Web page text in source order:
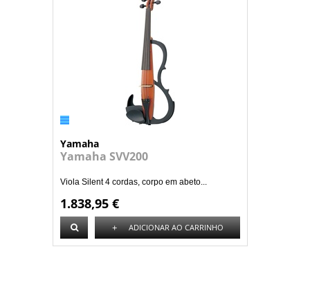
Yamaha
Yamaha SVV200
Viola Silent 4 cordas, corpo em abeto...
1.838,95 €
+ ADICIONAR AO CARRINHO